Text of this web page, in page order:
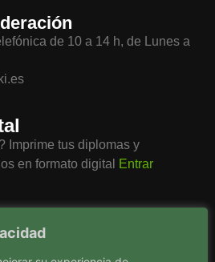
de 10 a 14 h, de Lunes a
Imprime tus diplomas y
en formato digital
Entrar